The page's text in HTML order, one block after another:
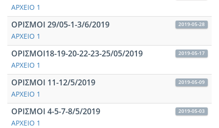
ΑΡΧΕΙΟ 1
ΟΡΙΣΜΟΙ 29/05-1-3/6/2019 2019-05-28
ΑΡΧΕΙΟ 1
ΟΡΙΣΜΟΙ18-19-20-22-23-25/05/2019 2019-05-17
ΑΡΧΕΙΟ 1
ΟΡΙΣΜΟΙ 11-12/5/2019 2019-05-09
ΑΡΧΕΙΟ 1
ΟΡΙΣΜΟΙ 4-5-7-8/5/2019 2019-05-03
ΑΡΧΕΙΟ 1